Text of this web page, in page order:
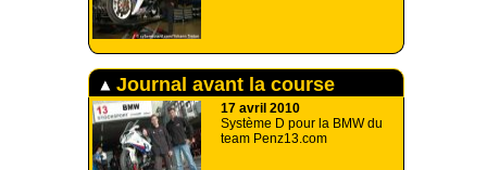
Journal avant la course
17 avril 2010
Système D pour la BMW du
team Penz13.com